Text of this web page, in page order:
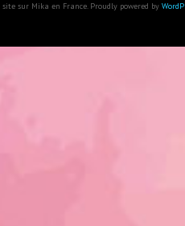
sur Mika en France. Proudly powered by